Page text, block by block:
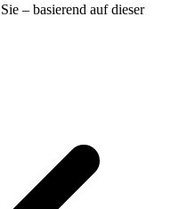
– basierend auf dieser